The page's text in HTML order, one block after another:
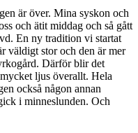
är över. Mina syskon och
och ätit middag och så gått
En ny tradition vi startat
väldigt stor och den är mer
Därför blir det
ljus överallt. Hela
också någon annan
i minneslunden. Och